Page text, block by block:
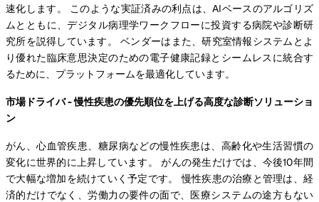
速化します。 このような実証済みの利点は、AIベースのアルゴリズ
ムとともに、デジタル病理学ワークフローに投資する病院や診断研
究所を説得しています。 ベンダーはまた、研究室情報システムとよ
り優れた臨床意思決定のための電子健康記録とシームレスに統合す
るために、プラットフォームを最適化しています。
市場ドライバ - 慢性疾患の優先順位を上げる高度な診断ソリューショ
ン
がん、心血管疾患、糖尿病などの慢性疾患は、高齢化や生活習慣の
変化に世界的に上昇しています。 がんの発生だけでは、今後10年間
で大幅な増加を続けていく予定です。 慢性疾患の治療と管理は、経
済的だけでなく、労働力の要件の面で、医療システムの途方もない